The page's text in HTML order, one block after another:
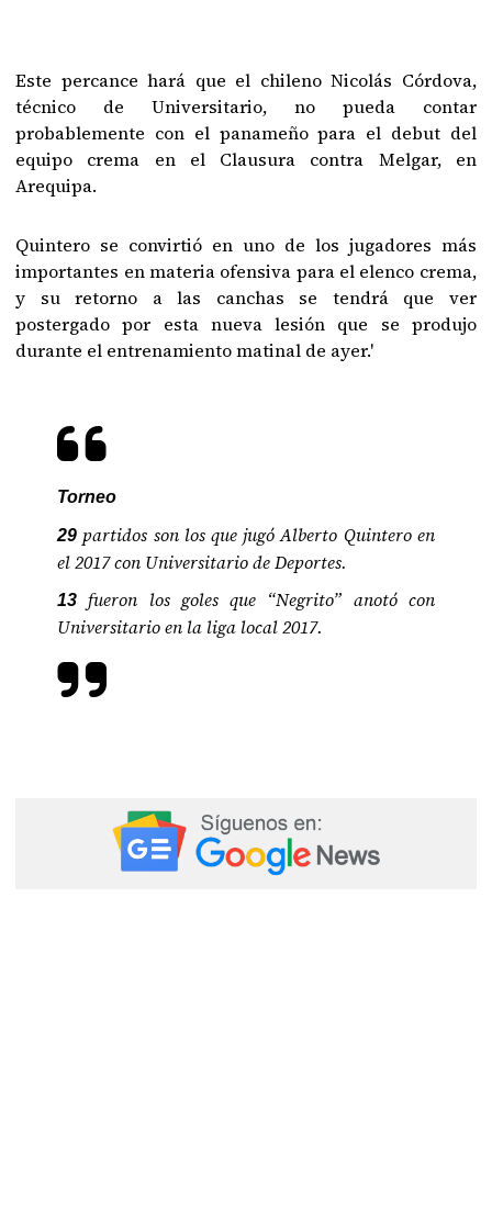
Este percance hará que el chileno Nicolás Córdova,
técnico de Universitario, no pueda contar
probablemente con el panameño para el debut del
equipo crema en el Clausura contra Melgar, en
Arequipa.
Quintero se convirtió en uno de los jugadores más
importantes en materia ofensiva para el elenco crema,
y su retorno a las canchas se tendrá que ver
postergado por esta nueva lesión que se produjo
durante el entrenamiento matinal de ayer.'
Torneo
29 partidos son los que jugó Alberto Quintero en
el 2017 con Universitario de Deportes.
13 fueron los goles que “Negrito” anotó con
Universitario en la liga local 2017.